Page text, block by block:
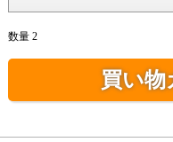
数量 2
買い物